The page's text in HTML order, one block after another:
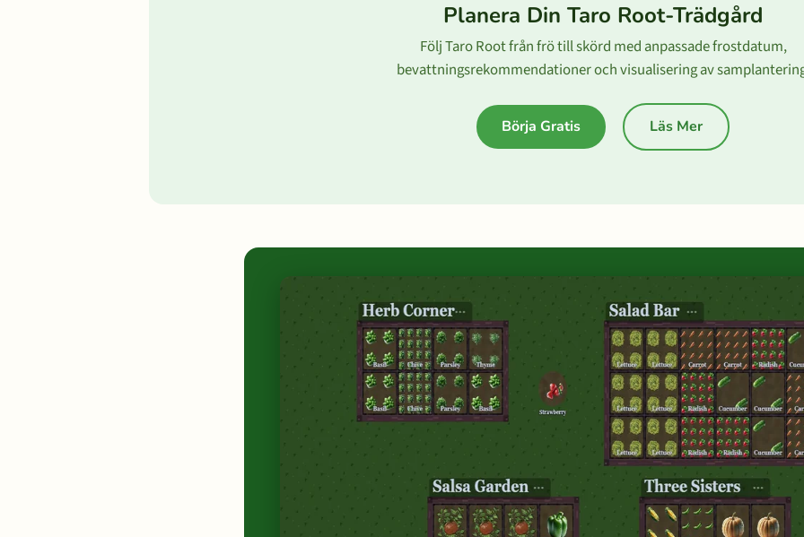
Planera Din Taro Root-Trädgård
Följ Taro Root från frö till skörd med anpassade frostdatum,
bevattningsrekommendationer och visualisering av
Börja Gratis Läs Mer